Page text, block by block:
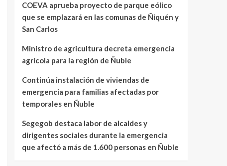
COEVA aprueba proyecto de parque eólico
que se emplazará en las comunas de Ñiquén y
San Carlos
Ministro de agricultura decreta emergencia
agrícola para la región de Ñuble
Continúa instalación de viviendas de
emergencia para familias afectadas por
temporales en Ñuble
Segegob destaca labor de alcaldes y
dirigentes sociales durante la emergencia
que afectó a más de 1.600 personas en Ñuble